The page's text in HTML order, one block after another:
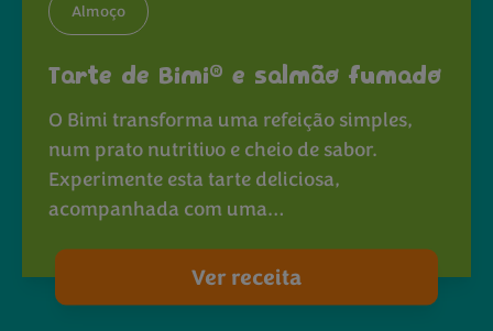
Almoço
Tarte de Bimi® e salmão fumado
O Bimi transforma uma refeição simples,
num prato nutritivo e cheio de sabor.
Experimente esta tarte deliciosa,
acompanhada com uma…
Ver receita